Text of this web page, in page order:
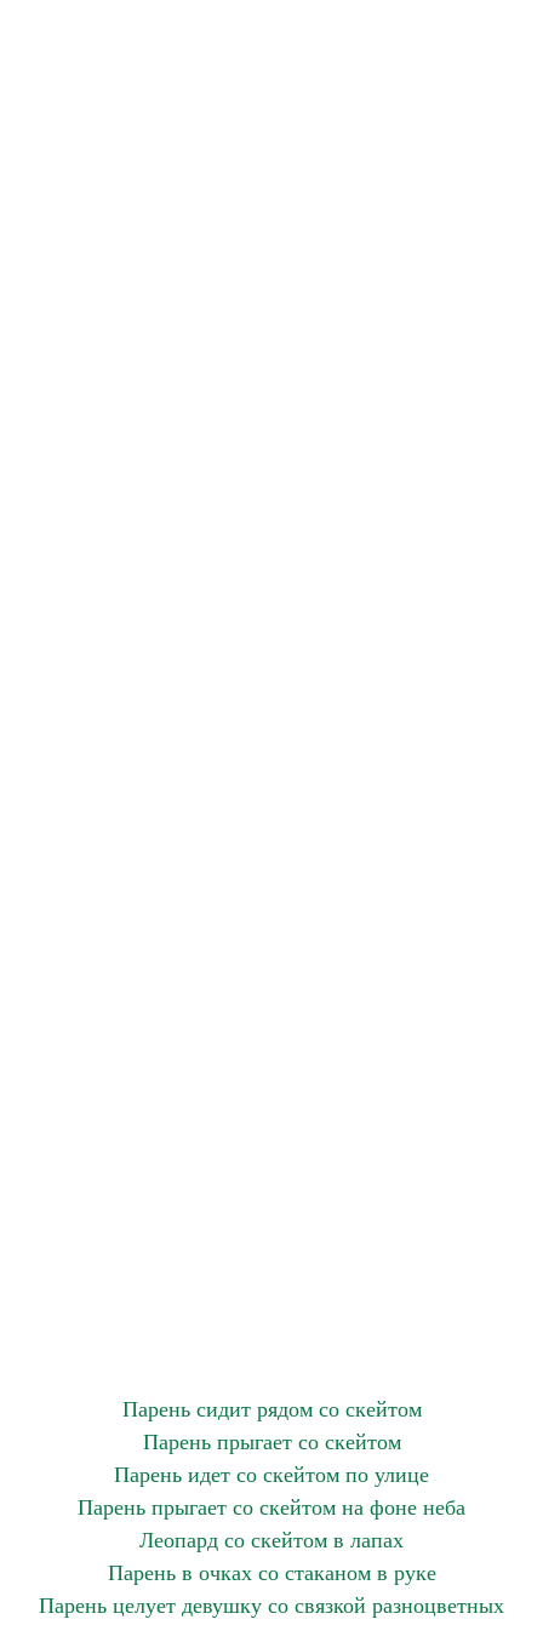
Парень сидит рядом со скейтом
Парень прыгает со скейтом
Парень идет со скейтом по улице
Парень прыгает со скейтом на фоне неба
Леопард со скейтом в лапах
Парень в очках со стаканом в руке
Парень целует девушку со связкой разноцветных